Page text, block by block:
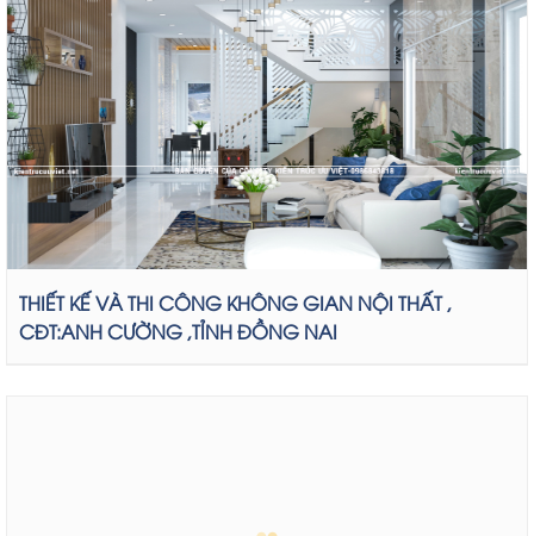
THIẾT KẾ VÀ THI CÔNG KHÔNG GIAN NỘI THẤT ,
CĐT:ANH CƯỜNG ,TỈNH ĐỒNG NAI